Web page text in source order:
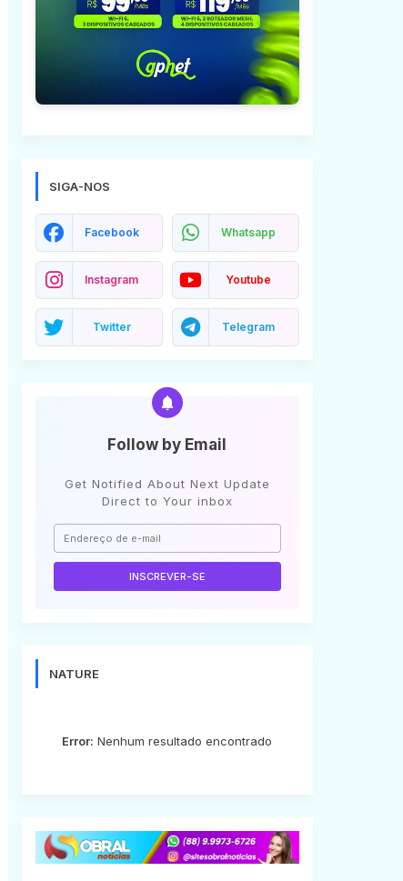
SIGA-NOS
Facebook Whatsapp
Instagram Youtube
Twitter Telegram
Follow by Email
Get Notified About Next Update
Direct to Your inbox
NATURE
Error: Nenhum resultado encontrado